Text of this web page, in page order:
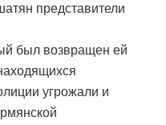
представители
был возвращен ей
угрожали и